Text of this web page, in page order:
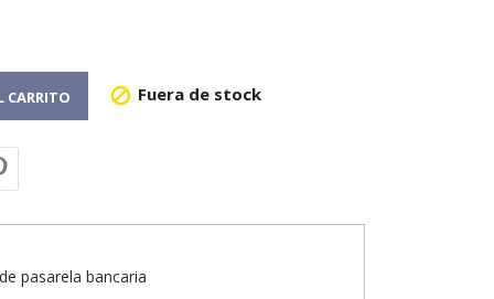
CARRITO  Fuera de stock
pasarela bancaria